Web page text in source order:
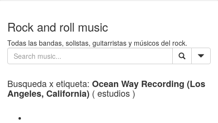
Rock and roll music
Todas las bandas, solistas, guitarristas y músicos del rock.
Busqueda x etiqueta: Ocean Way Recording (Los
Angeles, California) ( estudios )